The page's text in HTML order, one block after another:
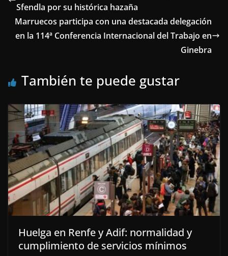
Sfendla por su histórica hazaña
Marruecos participa con una destacada delegación
en la 114ª Conferencia Internacional del Trabajo en
Ginebra
También te puede gustar
Huelga en Renfe y Adif: normalidad y
cumplimiento de servicios mínimos